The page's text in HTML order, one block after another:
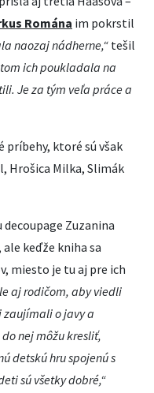
Romána im pokrstil
naozaj nádherne,“ tešil
ich poukladala na
Je za tým veľa práce a
príbehy, ktoré sú však
Hrošica Milka, Slimák
Zuzanina
keďže kniha sa
miesto je tu aj pre ich
aj rodičom, aby viedli
zaujímali o javy a
nej môžu kresliť,
detskú hru spojenú s
sú všetky dobré,“